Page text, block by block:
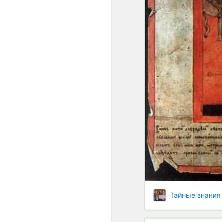
Тайные знания